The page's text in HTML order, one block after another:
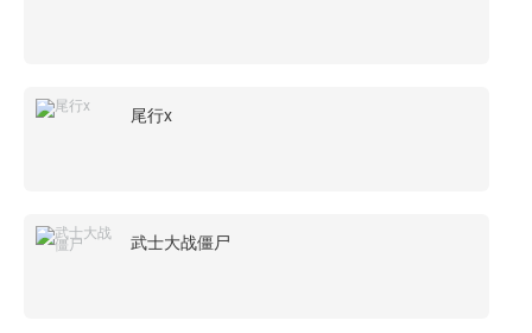
尾行x
武士大战僵尸